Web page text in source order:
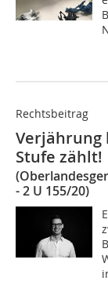
Rechtsbeitrag
Verjährung
Stufe zählt!
- 2 U 155/20)